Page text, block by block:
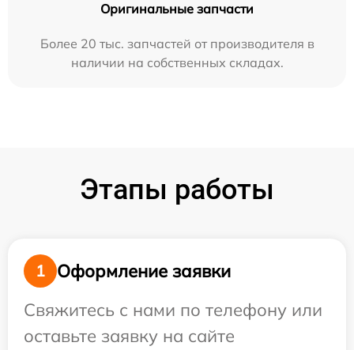
Оригинальные запчасти
Более 20 тыс. запчастей от производителя в
наличии на собственных складах.
Этапы работы
1
Оформление заявки
Свяжитесь с нами по телефону или
оставьте заявку на сайте